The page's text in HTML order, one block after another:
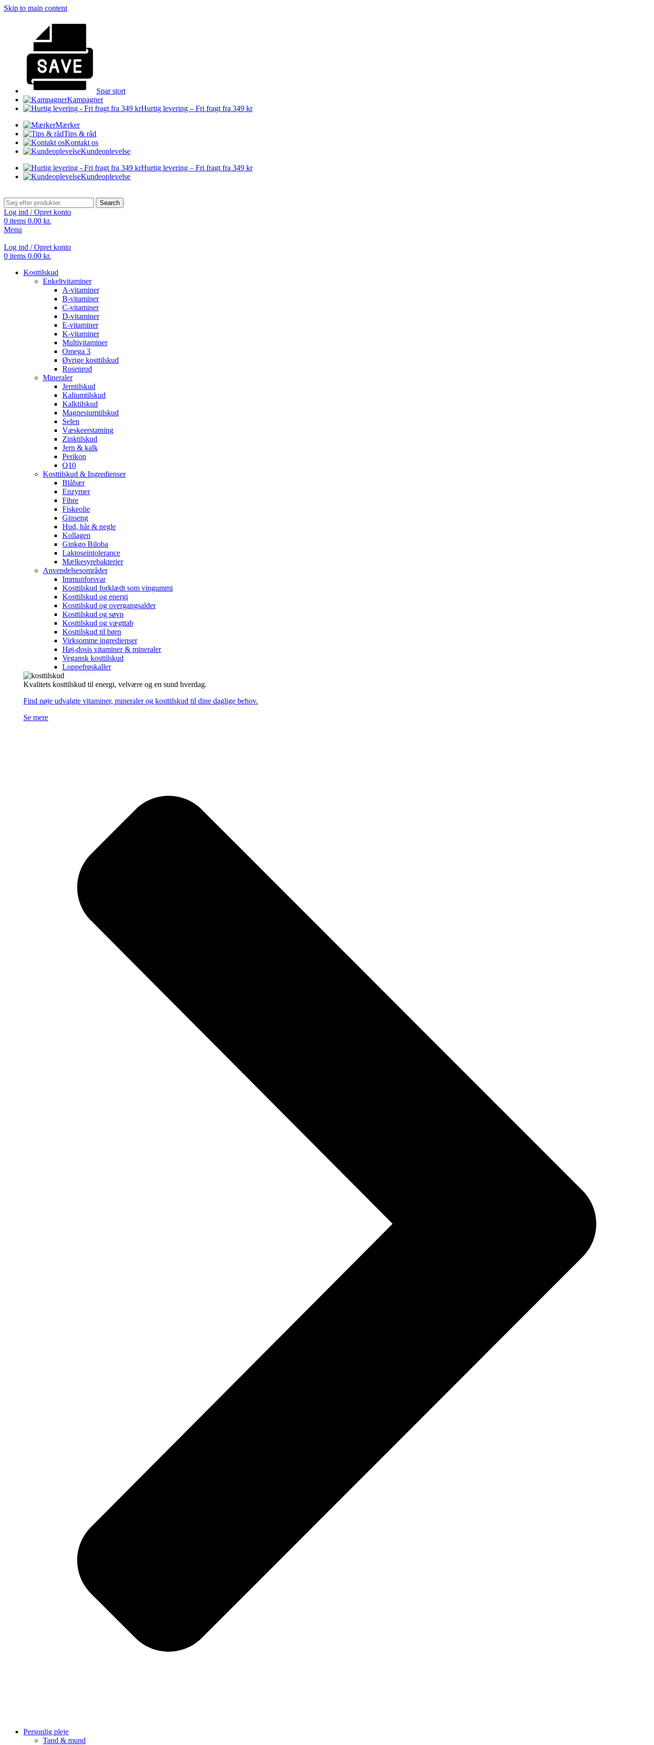
Skip to main content
Spar stort
Kampagner
Hurtig levering – Fri fragt fra 349 kr
Mærker
Tips & råd
Kontakt os
Kundeoplevelse
Hurtig levering – Fri fragt fra 349 kr
Kundeoplevelse
Search
Log ind / Opret konto
0 items 0.00 kr.
Menu
Log ind / Opret konto
0 items 0.00 kr.
Kosttilskud
Enkeltvitaminer
A-vitaminer
B-vitaminer
C-vitaminer
D-vitaminer
E-vitaminer
K-vitaminer
Multivitaminer
Omega 3
Øvrige kosttilskud
Rosenrod
Mineraler
Jerntilskud
Kaliumtilskud
Kalktilskud
Magnesiumtilskud
Selen
Væskeerstatning
Zinktilskud
Jern & kalk
Perikon
Q10
Kosttilskud & Ingredienser
Blåbær
Enzymer
Fibre
Fiskeolie
Ginseng
Hud, hår & negle
Kollagen
Ginkgo Biloba
Laktoseintolerance
Mælkesyrebakterier
Anvendelsesområder
Immunforsvar
Kosttilskud forklædt som vingummi
Kosttilskud og energi
Kosttilskud og overgangsalder
Kosttilskud og søvn
Kosttilskud og vægttab
Kosttilskud til børn
Virksomme ingredienser
Høj-dosis vitaminer & mineraler
Vegansk kosttilskud
Loppefrøskaller
Kvalitets kosttilskud til energi, velvære og en sund hverdag.
Find nøje udvalgte vitaminer, mineraler og kosttilskud til dine daglige behov.
Se mere
Personlig pleje
Tand & mund